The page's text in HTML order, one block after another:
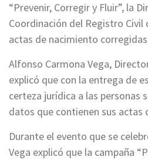
“Prevenir, Corregir y Fluir”, la
Coordinación del Registro
actas de nacimiento
Alfonso Carmona Vega,
explicó que con la entrega de
certeza jurídica a las personas
datos que contienen sus actas
Durante el evento que se
Vega explicó que la campaña